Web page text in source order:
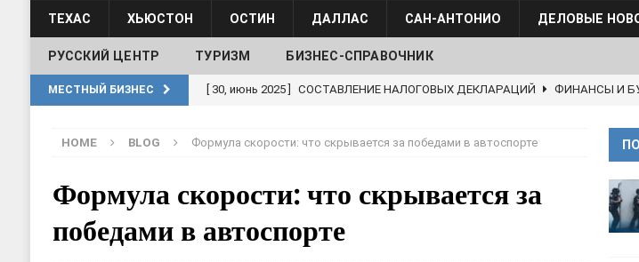
ТЕХАС ХЬЮСТОН ОСТИН ДАЛЛАС САН-АНТОНИО ДЕЛОВЫЕ
РУССКИЙ ЦЕНТР ТУРИЗМ БИЗНЕС-СПРАВОЧНИК
МЕСТНЫЙ БИЗНЕС [ 30, июнь 2025 ] СОСТАВЛЕНИЕ НАЛОГОВЫХ ДЕКЛАРАЦИЙ ФИНАНСЫ И
ШКОЛЫ И ДЕТСКИЕ САДЫ
Школа русского языка при культурном центре “Наш Техас”
ДЕТСКИЕ САДЫ
[ 17, июнь 2026 ] Sophia Dance
HOME BLOG Формула скорости: что скрывается за победами в автоспорте
Формула скорости: что скрывается за
победами в автоспорте